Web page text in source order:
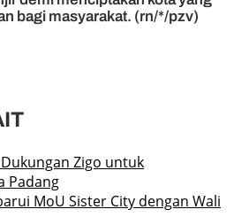
bagi masyarakat. (rn/*/pzv)
Zigo untuk
Padang
MoU Sister City dengan Wali